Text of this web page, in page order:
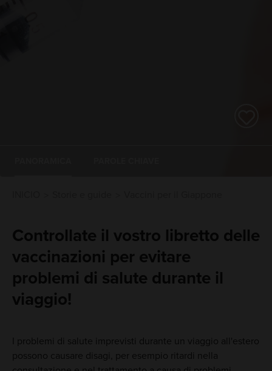
Controllate il vostro libretto delle
vaccinazioni per evitare
problemi di salute durante il
viaggio!
I problemi di salute imprevisti durante un viaggio all'estero
possono causare disagi, per esempio ritardi nella